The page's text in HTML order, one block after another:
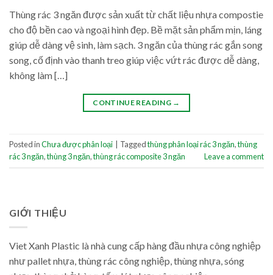
Thùng rác 3 ngăn được sản xuất từ chất liệu nhựa compostie
cho độ bền cao và ngoại hình đẹp. Bề mặt sản phẩm mịn, láng
giúp dễ dàng vệ sinh, làm sạch. 3 ngăn của thùng rác gắn song
song, cố định vào thanh treo giúp việc vứt rác được dễ dàng,
không làm […]
CONTINUE READING →
Posted inChưa được phân loại Taggedthùng phân loại rác 3 ngăn,thùng
rác 3 ngăn,thùng 3 ngăn,thùng rác composite 3 ngăn Leave a comment
GIỚI THIỆU
Viet Xanh Plastic là nhà cung cấp hàng đầu nhựa công nghiệp
như pallet nhựa, thùng rác công nghiệp, thùng nhựa, sóng